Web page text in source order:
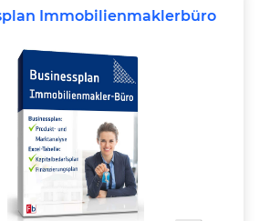
Immobilienmaklerbüro